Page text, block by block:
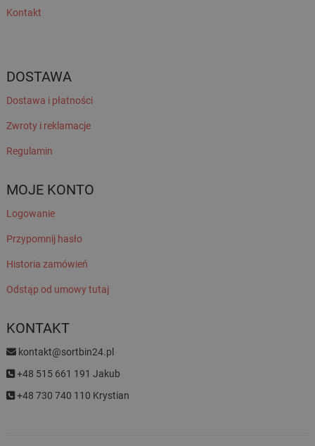
Kontakt
DOSTAWA
Dostawa i płatności
Zwroty i reklamacje
Regulamin
MOJE KONTO
Logowanie
Przypomnij hasło
Historia zamówień
Odstąp od umowy tutaj
KONTAKT
kontakt@sortbin24.pl
+48 515 661 191 Jakub
+48 730 740 110 Krystian